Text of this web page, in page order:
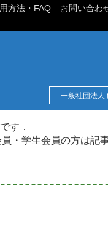
方法・FAQ お問い合わ
一般社団法人
す．
・学生会員の方は記